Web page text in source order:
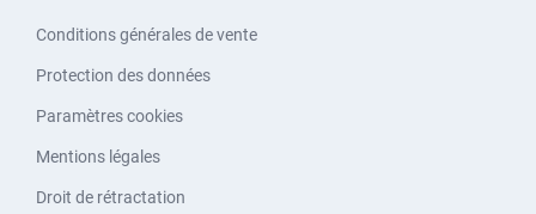
Conditions générales de vente
Protection des données
Paramètres cookies
Mentions légales
Droit de rétractation